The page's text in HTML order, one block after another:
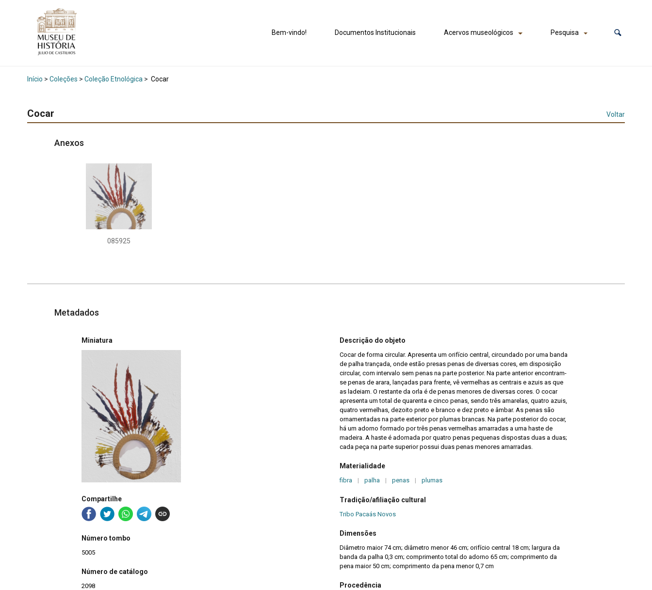
Bem-vindo! Documentos Institucionais Acervos museológicos Pesquisa
Início > Coleções > Coleção Etnológica > Cocar
Cocar Voltar
Anexos
085925
Metadados
Miniatura
Compartilhe
Número tombo
5005
Número de catálogo
2098
Descrição do objeto
Cocar de forma circular. Apresenta um orifício central, circundado por uma banda
de palha trançada, onde estão presas penas de diversas cores, em disposição
circular, com intervalo sem penas na parte posterior. Na parte anterior encontram-
se penas de arara, lançadas para frente, vê vermelhas as centrais e azuis as que
as ladeiam. O restante da orla é de penas menores de diversas cores. O cocar
apresenta um total de quarenta e cinco penas, sendo três amarelas, quatro azuis,
quatro vermelhas, dezoito preto e branco e dez preto e âmbar. As penas são
ornamentadas na parte exterior por plumas brancas. Na parte posterior do cocar,
há um adorno formado por três penas vermelhas amarradas a uma haste de
madeira. A haste é adornada por quatro penas pequenas dispostas duas a duas;
cada peça na parte superior possui duas penas menores amarradas.
Materialidade
fibra | palha | penas | plumas
Tradição/afiliação cultural
Tribo Pacaás Novos
Dimensões
Diâmetro maior 74 cm; diâmetro menor 46 cm; orifício central 18 cm; largura da
banda da palha 0,3 cm; comprimento total do adorno 65 cm; comprimento da
pena maior 50 cm; comprimento da pena menor 0,7 cm
Procedência